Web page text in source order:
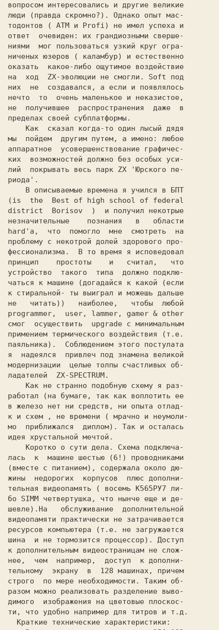
вопросом интересовались и другие великие
люди (правда скромно?). Однако опыт мас-
тодонтов ( АТМ и Profi) не имел успеха и
ответ  очевиден: их грандиозными сверше-
ниями  мог пользоваться узкий круг огра-
ниченых юзеров ( каламбур) и естественно
оказать  какое-либо ощутимое воздействие
на  ход  ZX-эволюции не смогли. Soft под
них  не  создавался, а если и появлялось
нечто  то  очень маленькое и неказистое,
не  получившее  распространения  даже  в
пределах своей субплатформы.
мы  пойдем  другим путем, а имено: любое
аппаратное  усовершенствование графичес-
ких  возможностей должно без особых уси-
лий  покрывать весь парк ZX 'Юрского пе-
риода'.
(is  the  Best of high school of federal
district  Borisov  )  и получил некотрые
незначительные    познания   в   области
hard'а,  что  помогло  мне  смотреть  на
проблему с некотрой долей здорового про-
фессионализма.  В то время я исповедовал
принцип    простоты    и   считал,   что
устройство  такого  типа  должно подклю-
чаться к машине (догадайся к какой (если
к стиральной- ты выиграл и можешь дальше
не   читать))   наиболее,   чтобы  любой
programmer,  user, lammer, gamer & other
смог  осуществить  upgrade с минимальным
примением термического воздействия (т.е.
паяльника).  Соблюдением этого постулата
я  надеялся  привлеч под знамена великой
модернизации  целые толпы счастливых об-
ладателей  ZX-SPECTRUM.
работал (на бумаге, так как воплотить ее
в железо нет ни средств, ни опыта отлад-
к и схем , не времени ( мрачно и неумоли-
мо  приближался  диплом). Так и осталась
идея хрустальной мечтой.
лась  к  машине шестью (6!) проводниками
(вместе с питанием), содержала около дю-
жины  недорогих  корпусов  плюс дополни-
тельная видеопамять ( восемь K565РУ7 ли-
бо SIMM четвертушка, что нынче еще и де-
шевле).На   обслуживание  дополнительной
видеопамяти практически не затрачивается
ресурсов компьютера (т.е. не загружается
шина  и не тормозится процессор). Доступ
к дополнительным видеостраницам не слож-
нее,  чем  например,  доступ  к дополни-
тельному  экрану  в  128 машинах, причем
строго  по мере необходимости. Таким об-
разом можно реализовать разделение выво-
димого  изображения на цветовые плоскос-
ти, что удобно например для титров и т.д.